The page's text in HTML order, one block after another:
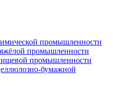
промышленности
промышленности
промышленности
бумажной